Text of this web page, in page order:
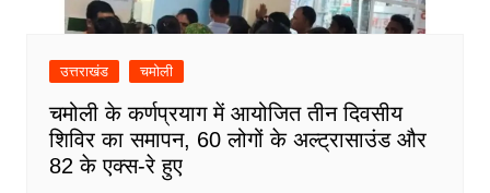
उत्तराखंड चमोली
चमोली के कर्णप्रयाग में आयोजित तीन दिवसीय
शिविर का समापन, 60 लोगों के अल्ट्रासाउंड और
82 के एक्स-रे हुए